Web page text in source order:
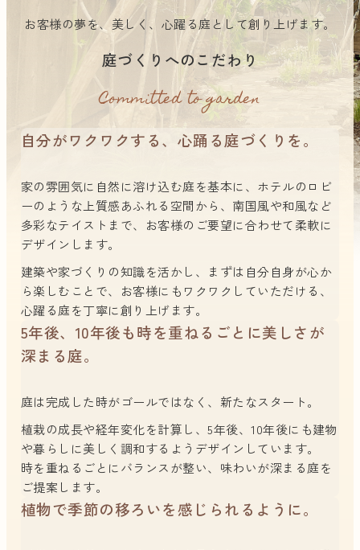
お客様の夢を、 美しく、心躍る庭として創り上げます。
庭づくりへのこだわり
Committed to garden
自分がワクワクする、心踊る庭づくりを。
家の雰囲気に自然に溶け込む庭を基本に、ホテルのロビ
ーのような上質感あふれる空間から、南国風や和風など
多彩なテイストまで、お客様のご要望に合わせて柔軟に
デザインします。
建築や家づくりの知識を活かし、まずは自分自身が心か
ら楽しむことで、お客様にもワクワクしていただける、
心躍る庭を丁寧に創り上げます。
5年後、10年後も時を重ねるごとに美しさが
深まる庭。
庭は完成した時がゴールではなく、新たなスタート。
植栽の成長や経年変化を計算し、5年後、10年後にも建物
や暮らしに美しく調和するようデザインしています。
時を重ねるごとにバランスが整い、味わいが深まる庭を
ご提案します。
植物で季節の移ろいを感じられるように。